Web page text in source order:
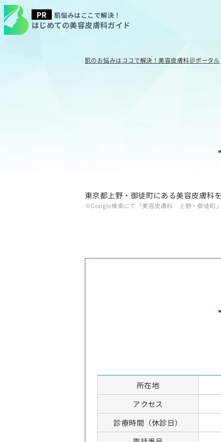
肌悩みはここで解決！
はじめての美容皮膚科ガイド
肌のお悩みはココで解決！美容皮膚科＠ポータル
東京都上野・御徒町にある美容皮膚科
※Google検索にて「美容皮膚科 上野・御徒町
所在地
アクセス
診療時間（休診日）